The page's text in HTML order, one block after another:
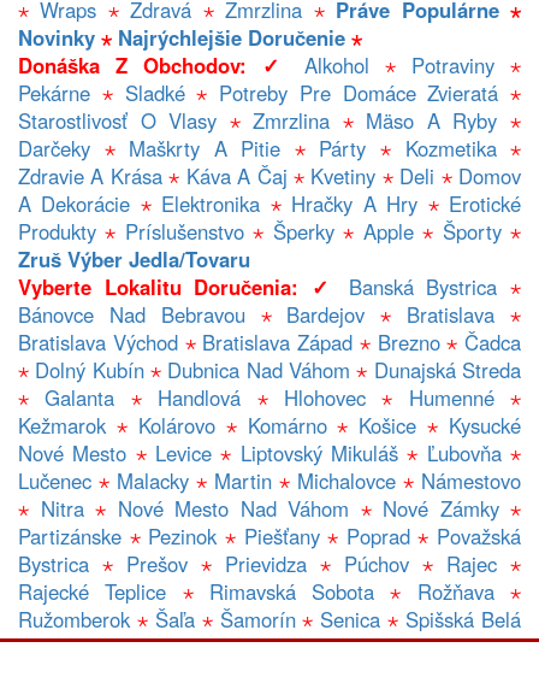
⋆Wraps ⋆Zdravá ⋆Zmrzlina ⋆ Práve Populárne⋆
Novinky ⋆ Najrýchlejšie Doručenie ⋆
Donáška Z Obchodov: ✓ Alkohol ⋆ Potraviny ⋆
Pekárne ⋆ Sladké⋆ Potreby Pre Domáce Zvieratá ⋆
Starostlivosť O Vlasy ⋆Zmrzlina ⋆ Mäso A Ryby ⋆
Darčeky ⋆ Maškrty A Pitie ⋆ Párty ⋆ Kozmetika⋆
Zdravie A Krása⋆ Káva A Čaj ⋆ Kvetiny ⋆ Deli ⋆ Domov
A Dekorácie ⋆ Elektronika ⋆ Hračky A Hry ⋆ Erotické
Produkty ⋆ Príslušenstvo⋆ Šperky⋆ Apple⋆ Športy⋆
Zruš Výber Jedla/tovaru
Vyberte Lokalitu Doručenia: ✓
Banská Bystrica ⋆
Bánovce Nad Bebravou ⋆ Bardejov ⋆ Bratislava ⋆
Bratislava Východ⋆ Bratislava Západ ⋆ Brezno⋆ Čadca
⋆ Dolný Kubín⋆ Dubnica Nad Váhom ⋆ Dunajská Streda
⋆Galanta ⋆ Handlová ⋆ Hlohovec⋆ Humenné⋆
Kežmarok⋆ Kolárovo⋆ Komárno⋆ Košice ⋆ Kysucké
Nové Mesto ⋆ Levice ⋆ Liptovský Mikuláš ⋆ Ľubovňa⋆
Lučenec ⋆ Malacky ⋆ Martin ⋆ Michalovce ⋆ Námestovo
⋆ Nitra⋆ Nové Mesto Nad Váhom ⋆ Nové Zámky⋆
Partizánske ⋆ Pezinok⋆ Piešťany⋆ Poprad⋆ Považská
Bystrica ⋆ Prešov ⋆ Prievidza ⋆ Púchov ⋆ Rajec ⋆
Rajecké Teplice ⋆ Rimavská Sobota ⋆ Rožňava⋆
Ružomberok⋆ Šaľa⋆ Šamorín⋆ Senica ⋆ Spišská Belá
⋆Spišská Nová Ves⋆Trebišov⋆Topolčany⋆Trenčín⋆